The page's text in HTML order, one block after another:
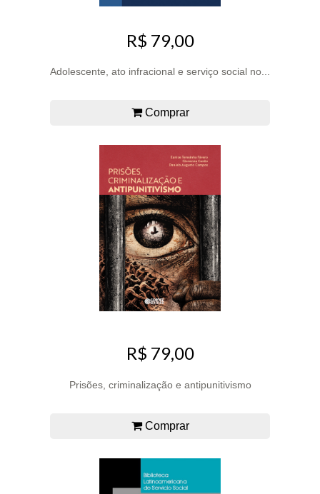
R$ 79,00
Adolescente, ato infracional e serviço social no...
Comprar
R$ 79,00
Prisões, criminalização e antipunitivismo
Comprar